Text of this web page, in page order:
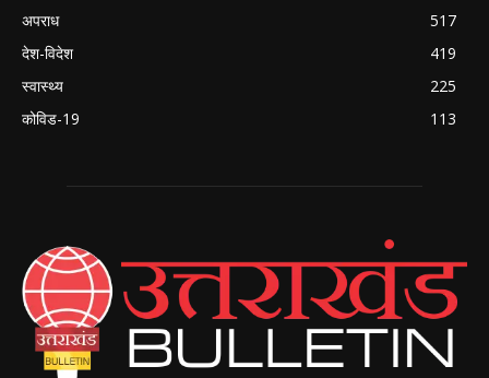
अपराध
517
देश-विदेश
419
स्वास्थ्य
225
कोविड-19
113